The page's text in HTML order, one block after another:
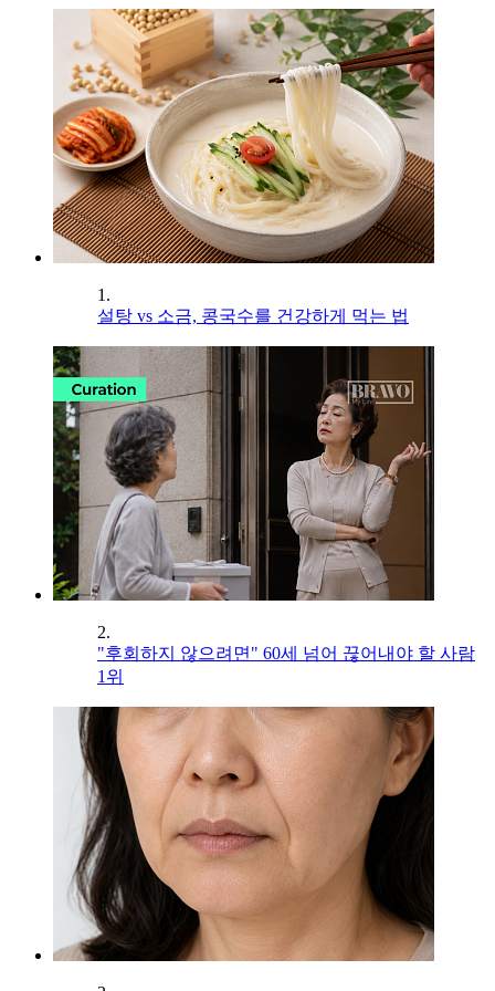
1.
설탕 vs 소금, 콩국수를 건강하게 먹는 법
2.
"후회하지 않으려면" 60세 넘어 끊어내야 할 사람
1위